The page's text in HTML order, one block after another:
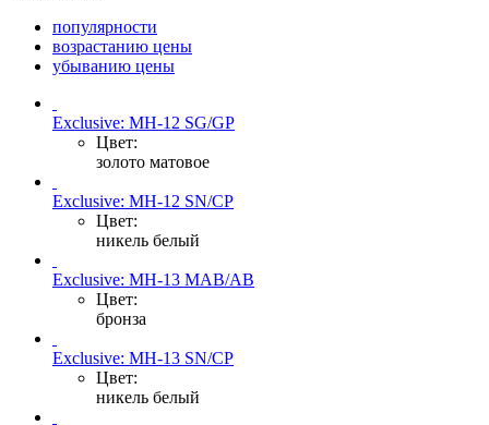
популярности
возрастанию цены
убыванию цены
Exclusive: MH-12 SG/GP
Цвет:
золото матовое
Exclusive: MH-12 SN/CP
Цвет:
никель белый
Exclusive: MH-13 MAB/AB
Цвет:
бронза
Exclusive: MH-13 SN/CP
Цвет:
никель белый